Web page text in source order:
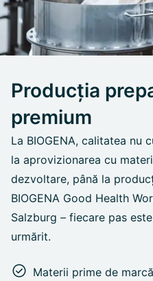
Producția
premium
La BIOGENA, calitatea nu
la aprovizionarea cu
dezvoltare, până la
BIOGENA Good Health
Salzburg – fiecare pas
urmărit.
Materii prime de